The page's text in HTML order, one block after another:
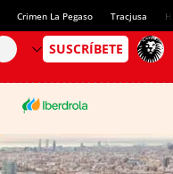
Crimen La Pegaso Tracjusa